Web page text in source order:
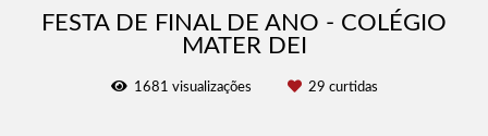
FESTA DE FINAL DE ANO - COLÉGIO
MATER DEI
1681 visualizações 29 curtidas